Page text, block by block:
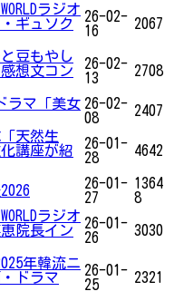
ラジオ
ギュソク
26-02-
16
2067
豆もやし
想文コン
26-02-
13
2708
ラマ「美女 26-02-
08
2407
天然生
講座が紹
26-01-
28
4642
26-01-
27
1364
8
ラジオ
院長イン
26-01-
26
3030
年韓流ニ
ドラマ
26-01-
25
2321